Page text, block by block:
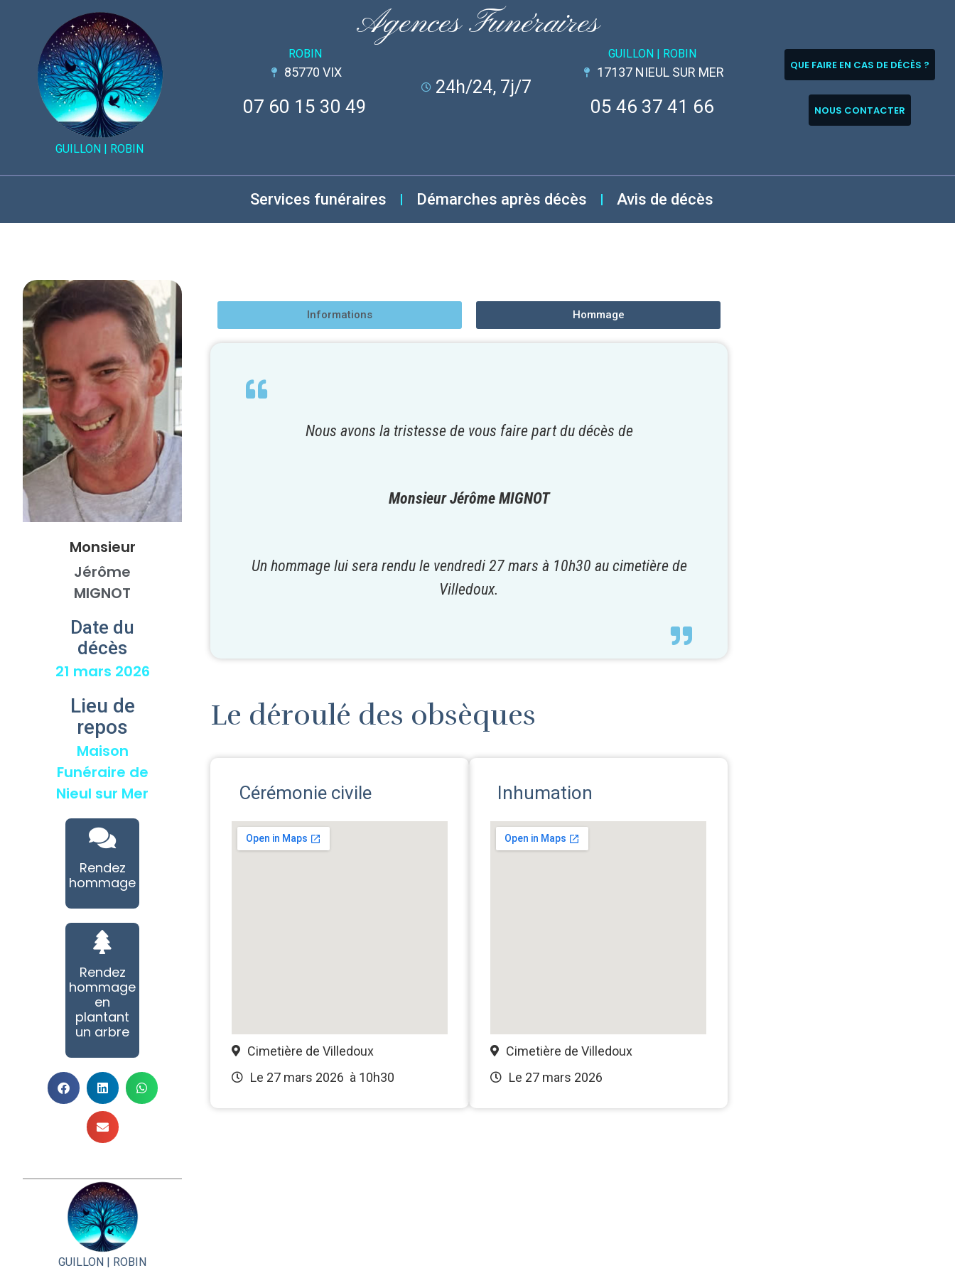
Agences Funéraires
GUILLON | ROBIN
ROBIN
85770 VIX
07 60 15 30 49
24h/24, 7j/7
GUILLON | ROBIN
17137 NIEUL SUR MER
05 46 37 41 66
QUE FAIRE EN CAS DE DÉCÈS ?
NOUS CONTACTER
Services funéraires Démarches après décès Avis de décès
Monsieur
Jérôme
MIGNOT
Date du
décès
21 mars 2026
Lieu de
repos
Maison
Funéraire de
Nieul sur Mer
Rendez
hommage
Rendez
hommage
en
plantant
un arbre
GUILLON | ROBIN
Informations Hommage
Nous avons la tristesse de vous faire part du décès de
Monsieur Jérôme MIGNOT
Un hommage lui sera rendu le vendredi 27 mars à 10h30 au cimetière de
Villedoux.
Le déroulé des obsèques
Cérémonie civile
Cimetière de Villedoux
Le 27 mars 2026 à 10h30
Inhumation
Cimetière de Villedoux
Le 27 mars 2026